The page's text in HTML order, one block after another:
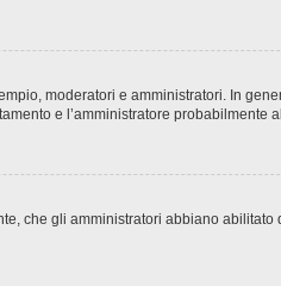
moderatori e amministratori. In
e l’amministratore probabilmente
che gli amministratori abbiano